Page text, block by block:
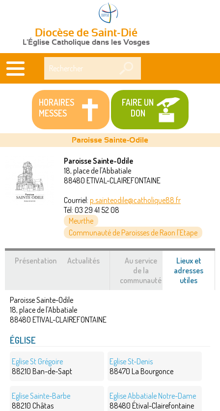
Diocèse de Saint-Dié
L'Église Catholique dans les Vosges
HORAIRES
MESSES
FAIRE UN
DON
Vous
êtes
Paroisse Sainte-Odile
Paroisse Sainte-Odile
18, place de l'Abbatiale
88480 ETIVAL-CLAIREFONTAINE
Courriel: p.sainteodile@catholique88.fr
Tél: 03 29 41 52 08
Meurthe
Communauté de Paroisses de Raon l'Etape
Présentation Actualités
Au service
de la
communauté
Lieux et
adresses
utiles
actif)
Paroisse Sainte-Odile
18, place de l'Abbatiale
88480 ETIVAL-CLAIREFONTAINE
ÉGLISE
Eglise St Grégoire
88210 Ban-de-Sapt
Eglise St-Denis
88470 La Bourgonce
Eglise Sainte-Barbe
88210 Châtas
Eglise Abbatiale Notre-Dame
88480 Étival-Clairefontaine